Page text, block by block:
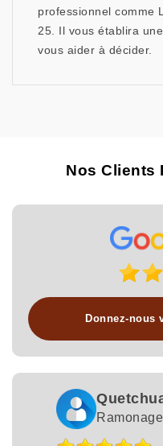
professionnel comme
25. Il vous établira
vous aider à décider.
Nos Clients
Donnez-nous
Ramonage